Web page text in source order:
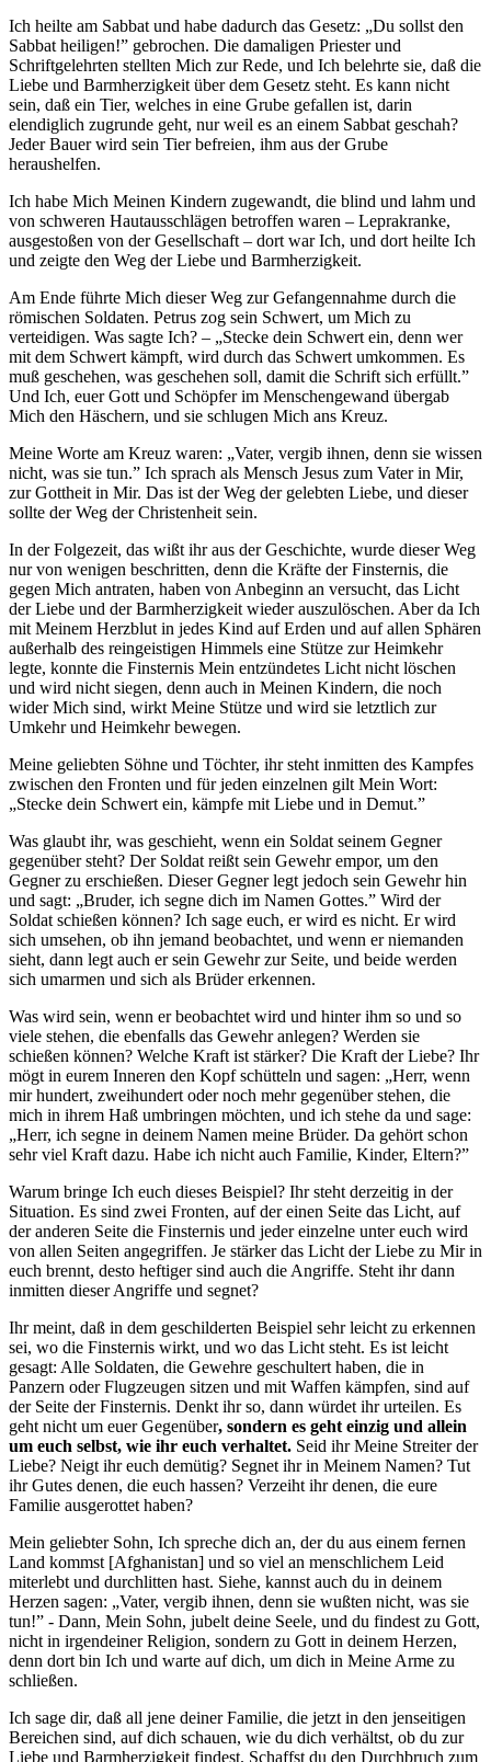
Ich heilte am Sabbat und habe dadurch das Gesetz: „Du sollst den
Sabbat heiligen!” gebrochen. Die damaligen Priester und
Schriftgelehrten stellten Mich zur Rede, und Ich belehrte sie, daß die
Liebe und Barmherzigkeit über dem Gesetz steht. Es kann nicht
sein, daß ein Tier, welches in eine Grube gefallen ist, darin
elendiglich zugrunde geht, nur weil es an einem Sabbat geschah?
Jeder Bauer wird sein Tier befreien, ihm aus der Grube
heraushelfen.
Ich habe Mich Meinen Kindern zugewandt, die blind und lahm und
von schweren Hautausschlägen betroffen waren – Leprakranke,
ausgestoßen von der Gesellschaft – dort war Ich, und dort heilte Ich
und zeigte den Weg der Liebe und Barmherzigkeit.
Am Ende führte Mich dieser Weg zur Gefangennahme durch die
römischen Soldaten. Petrus zog sein Schwert, um Mich zu
verteidigen. Was sagte Ich? – „Stecke dein Schwert ein, denn wer
mit dem Schwert kämpft, wird durch das Schwert umkommen. Es
muß geschehen, was geschehen soll, damit die Schrift sich erfüllt.”
Und Ich, euer Gott und Schöpfer im Menschengewand übergab
Mich den Häschern, und sie schlugen Mich ans Kreuz.
Meine Worte am Kreuz waren: „Vater, vergib ihnen, denn sie wissen
nicht, was sie tun.” Ich sprach als Mensch Jesus zum Vater in Mir,
zur Gottheit in Mir. Das ist der Weg der gelebten Liebe, und dieser
sollte der Weg der Christenheit sein.
In der Folgezeit, das wißt ihr aus der Geschichte, wurde dieser Weg
nur von wenigen beschritten, denn die Kräfte der Finsternis, die
gegen Mich antraten, haben von Anbeginn an versucht, das Licht
der Liebe und der Barmherzigkeit wieder auszulöschen. Aber da Ich
mit Meinem Herzblut in jedes Kind auf Erden und auf allen Sphären
außerhalb des reingeistigen Himmels eine Stütze zur Heimkehr
legte, konnte die Finsternis Mein entzündetes Licht nicht löschen
und wird nicht siegen, denn auch in Meinen Kindern, die noch
wider Mich sind, wirkt Meine Stütze und wird sie letztlich zur
Umkehr und Heimkehr bewegen.
Meine geliebten Söhne und Töchter, ihr steht inmitten des Kampfes
zwischen den Fronten und für jeden einzelnen gilt Mein Wort:
„Stecke dein Schwert ein, kämpfe mit Liebe und in Demut.”
Was glaubt ihr, was geschieht, wenn ein Soldat seinem Gegner
gegenüber steht? Der Soldat reißt sein Gewehr empor, um den
Gegner zu erschießen. Dieser Gegner legt jedoch sein Gewehr hin
und sagt: „Bruder, ich segne dich im Namen Gottes.” Wird der
Soldat schießen können? Ich sage euch, er wird es nicht. Er wird
sich umsehen, ob ihn jemand beobachtet, und wenn er niemanden
sieht, dann legt auch er sein Gewehr zur Seite, und beide werden
sich umarmen und sich als Brüder erkennen.
Was wird sein, wenn er beobachtet wird und hinter ihm so und so
viele stehen, die ebenfalls das Gewehr anlegen? Werden sie
schießen können? Welche Kraft ist stärker? Die Kraft der Liebe? Ihr
mögt in eurem Inneren den Kopf schütteln und sagen: „Herr, wenn
mir hundert, zweihundert oder noch mehr gegenüber stehen, die
mich in ihrem Haß umbringen möchten, und ich stehe da und sage:
„Herr, ich segne in deinem Namen meine Brüder. Da gehört schon
sehr viel Kraft dazu. Habe ich nicht auch Familie, Kinder, Eltern?”
Warum bringe Ich euch dieses Beispiel? Ihr steht derzeitig in der
Situation. Es sind zwei Fronten, auf der einen Seite das Licht, auf
der anderen Seite die Finsternis und jeder einzelne unter euch wird
von allen Seiten angegriffen. Je stärker das Licht der Liebe zu Mir in
euch brennt, desto heftiger sind auch die Angriffe. Steht ihr dann
inmitten dieser Angriffe und segnet?
Ihr meint, daß in dem geschilderten Beispiel sehr leicht zu erkennen
sei, wo die Finsternis wirkt, und wo das Licht steht. Es ist leicht
gesagt: Alle Soldaten, die Gewehre geschultert haben, die in
Panzern oder Flugzeugen sitzen und mit Waffen kämpfen, sind auf
der Seite der Finsternis. Denkt ihr so, dann würdet ihr urteilen. Es
geht nicht um euer Gegenüber, sondern es geht einzig und allein
um euch selbst, wie ihr euch verhaltet. Seid ihr Meine Streiter der
Liebe? Neigt ihr euch demütig? Segnet ihr in Meinem Namen? Tut
ihr Gutes denen, die euch hassen? Verzeiht ihr denen, die eure
Familie ausgerottet haben?
Mein geliebter Sohn, Ich spreche dich an, der du aus einem fernen
Land kommst [Afghanistan] und so viel an menschlichem Leid
miterlebt und durchlitten hast. Siehe, kannst auch du in deinem
Herzen sagen: „Vater, vergib ihnen, denn sie wußten nicht, was sie
tun!” - Dann, Mein Sohn, jubelt deine Seele, und du findest zu Gott,
nicht in irgendeiner Religion, sondern zu Gott in deinem Herzen,
denn dort bin Ich und warte auf dich, um dich in Meine Arme zu
schließen.
Ich sage dir, daß all jene deiner Familie, die jetzt in den jenseitigen
Bereichen sind, auf dich schauen, wie du dich verhältst, ob du zur
Liebe und Barmherzigkeit findest. Schaffst du den Durchbruch zum